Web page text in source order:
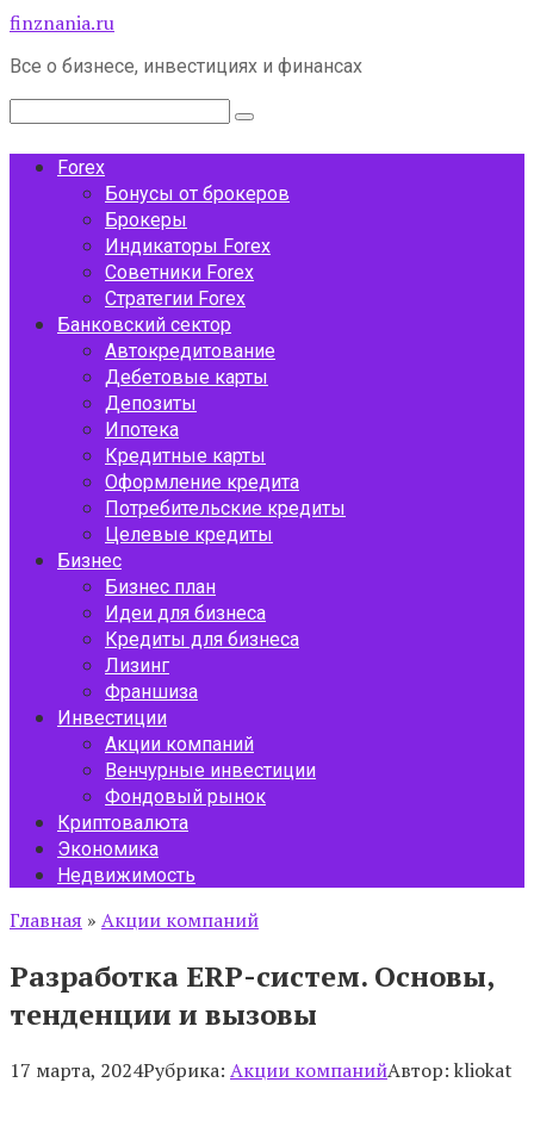
Перейти
контенту
finznania.ru
Все о бизнесе, инвестициях и финансах
Поиск:
Forex
Бонусы от брокеров
Брокеры
Индикаторы Forex
Советники Forex
Стратегии Forex
Банковский сектор
Автокредитование
Дебетовые карты
Депозиты
Ипотека
Кредитные карты
Оформление кредита
Потребительские кредиты
Целевые кредиты
Бизнес
Бизнес план
Идеи для бизнеса
Кредиты для бизнеса
Лизинг
Франшиза
Инвестиции
Акции компаний
Венчурные инвестиции
Фондовый рынок
Криптовалюта
Экономика
Недвижимость
Главная » Акции компаний
Разработка ERP-систем. Основы,
тенденции и вызовы
17 марта, 2024Рубрика: Акции компанийАвтор: kliokat